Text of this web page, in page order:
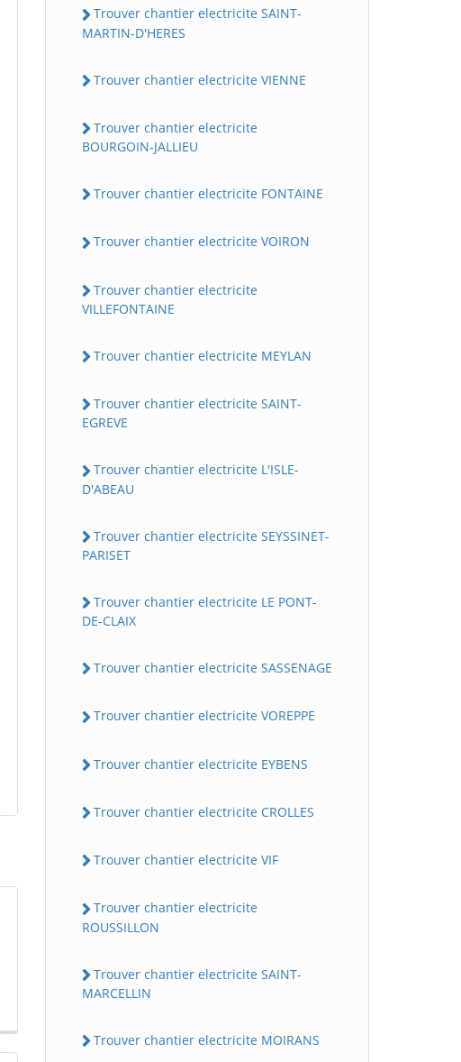
Trouver chantier electricite SAINT-
MARTIN-D'HERES
Trouver chantier electricite VIENNE
Trouver chantier electricite
BOURGOIN-JALLIEU
Trouver chantier electricite FONTAINE
Trouver chantier electricite VOIRON
Trouver chantier electricite
VILLEFONTAINE
Trouver chantier electricite MEYLAN
Trouver chantier electricite SAINT-
EGREVE
Trouver chantier electricite L'ISLE-
D'ABEAU
Trouver chantier electricite SEYSSINET-
PARISET
Trouver chantier electricite LE PONT-
DE-CLAIX
Trouver chantier electricite SASSENAGE
Trouver chantier electricite VOREPPE
Trouver chantier electricite EYBENS
Trouver chantier electricite CROLLES
Trouver chantier electricite VIF
Trouver chantier electricite
ROUSSILLON
Trouver chantier electricite SAINT-
MARCELLIN
Trouver chantier electricite MOIRANS